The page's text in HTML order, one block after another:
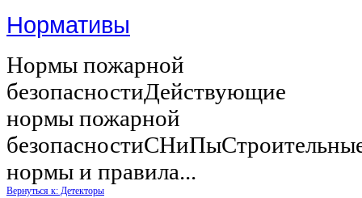
Нормативы
Нормы пожарной
безопасностиДействующие
нормы пожарной
нормы и правила...
Вернуться к: Детекторы